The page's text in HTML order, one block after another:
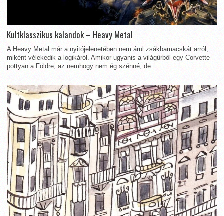
Kultklasszikus kalandok – Heavy Metal
A Heavy Metal már a nyitójelenetében nem árul zsákbamacskát arról,
miként vélekedik a logikáról. Amikor ugyanis a világűrből egy Corvette
pottyan a Földre, az nemhogy nem ég szénné, de...